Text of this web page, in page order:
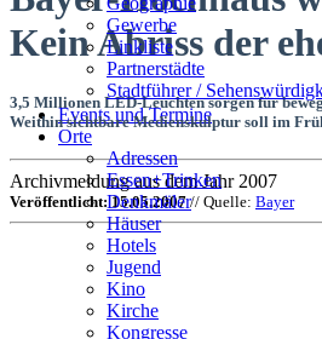
Gewerbe
Linkliste
Partnerstädte
Stadtführer /
Stadtplan
Stadtteile
Sport
Who is who
Wohnen
Events und Termine
Orte
Adressen
Essen+Trinken
Denkmäler
Häuser
Hotels
Jugend
Kino
Kirche
Kongresse
Kein Abriss der
3,5 Millionen LED-Leuchten sorgen für
Weithin sichtbare Medienskulptur soll im
Archivmeldung aus dem Jahr 2007
Veröffentlicht: 15.05.2007// Quelle: Bayer